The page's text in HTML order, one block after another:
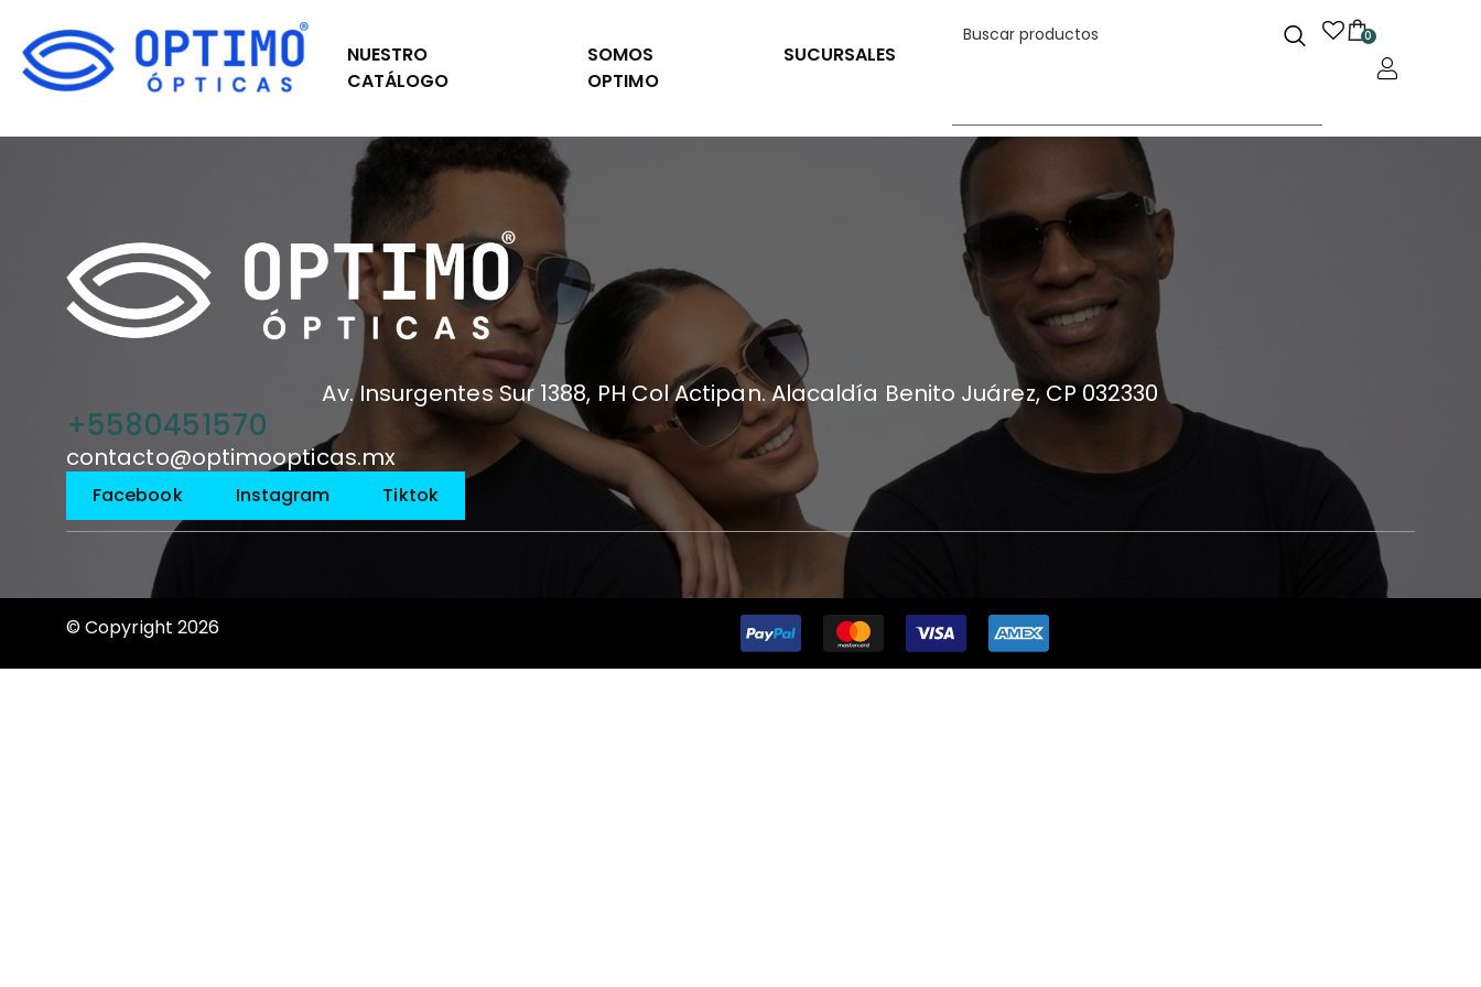
NUESTRO
CATÁLOGO
SOMOS
OPTIMO
SUCURSALES
0
Av. Insurgentes Sur 1388, PH Col Actipan. Alacaldía Benito Juárez, CP 032330
+5580451570
contacto@optimoopticas.mx
Facebook Instagram Tiktok
© Copyright 2026